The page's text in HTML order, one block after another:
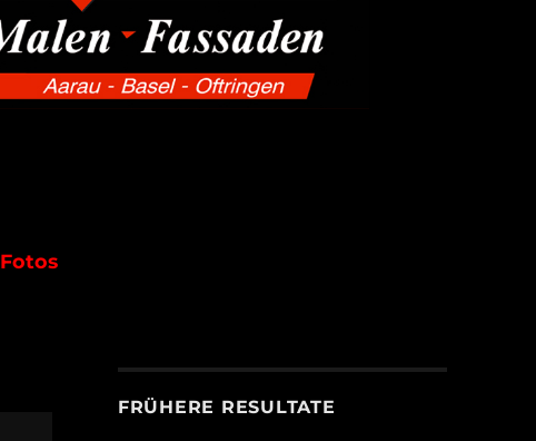
Fotos
FRÜHERE RESULTATE